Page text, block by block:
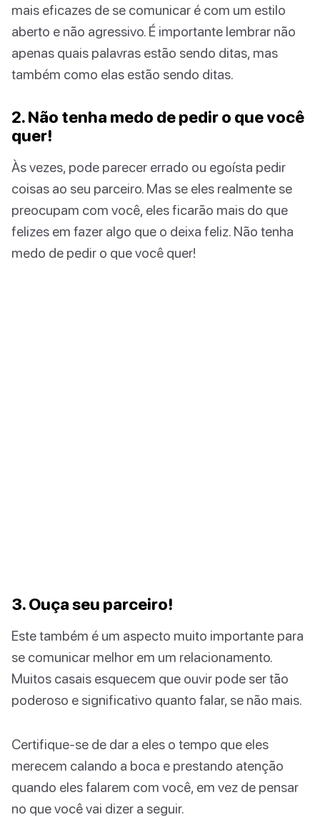
mais eficazes de se comunicar é com um estilo
aberto e não agressivo. É importante lembrar não
apenas quais palavras estão sendo ditas, mas
também como elas estão sendo ditas.
2. Não tenha medo de pedir o que você
quer!
Às vezes, pode parecer errado ou egoísta pedir
coisas ao seu parceiro. Mas se eles realmente se
preocupam com você, eles ficarão mais do que
felizes em fazer algo que o deixa feliz. Não tenha
medo de pedir o que você quer!
3. Ouça seu parceiro!
Este também é um aspecto muito importante para
se comunicar melhor em um relacionamento.
Muitos casais esquecem que ouvir pode ser tão
poderoso e significativo quanto falar, se não mais.
Certifique-se de dar a eles o tempo que eles
merecem calando a boca e prestando atenção
quando eles falarem com você, em vez de pensar
no que você vai dizer a seguir.